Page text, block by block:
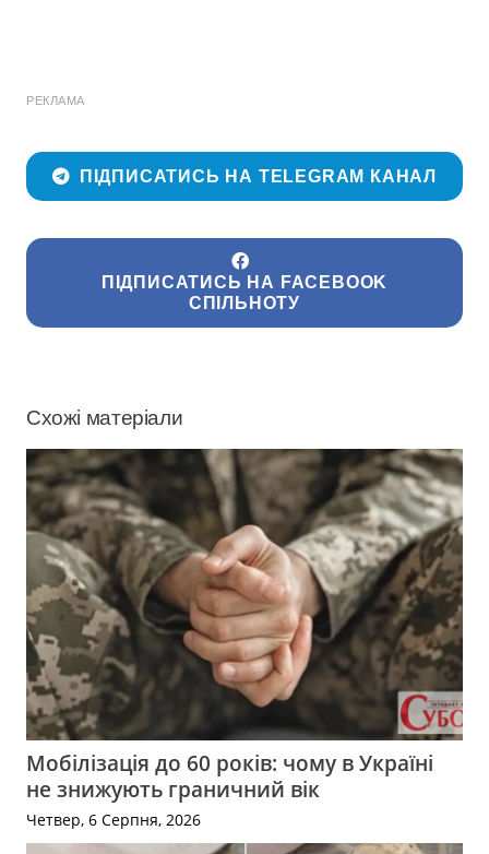
РЕКЛАМА
ПІДПИСАТИСЬ НА TELEGRAM КАНАЛ
ПІДПИСАТИСЬ НА FACEBOOK
СПІЛЬНОТУ
Схожі матеріали
Мобілізація до 60 років: чому в Україні
не знижують граничний вік
Четвер, 6 Серпня, 2026